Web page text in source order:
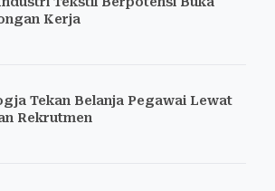
Kerja
Tekan Belanja Pegawai Lewat
Rekrutmen